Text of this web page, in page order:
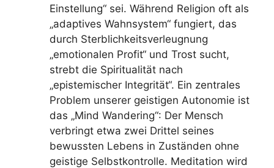
Einstellung“ sei. Während Religion oft als
„adaptives Wahnsystem“ fungiert, das
durch Sterblichkeitsverleugnung
„emotionalen Profit“ und Trost sucht,
strebt die Spiritualität nach
„epistemischer Integrität“. Ein zentrales
Problem unserer geistigen Autonomie ist
das „Mind Wandering“: Der Mensch
verbringt etwa zwei Drittel seines
bewussten Lebens in Zuständen ohne
geistige Selbstkontrolle. Meditation wird